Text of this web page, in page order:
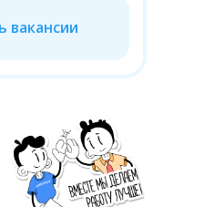
вакансии